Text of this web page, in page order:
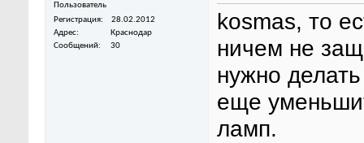
Пользователь
Регистрация
28.02.2012
Адрес
Краснодар
Сообщений
30
kosmas, то
ничем не
нужно
еще
ламп.